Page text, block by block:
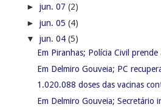
► jun. 07 (2)
► jun. 05 (4)
▼ jun. 04 (5)
Em Piranhas; Polícia Civil
Em Delmiro Gouveia; PC
1.020.088 doses das vacinas
Em Delmiro Gouveia; Secretário